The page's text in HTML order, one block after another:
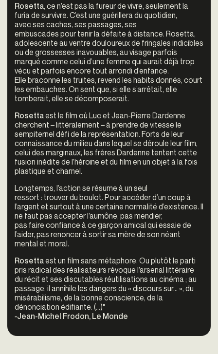
Rosetta, ce n’est pas la fureur de vivre, seulement la
furia de survivre. C’est une guérillera du quotidien,
avec ses caches, ses passages, ses
embuscades pour tenir la défaite à distance. Rosetta,
adolescente au ventre douloureux de fringales indicibles
ou de grossesses inavouables, au visage parfois
marqué comme celui d’une femme qui aurait déjà trop
vécu et parfois encore tout arrondi d’enfance.
Elle braconne les truites, revend les habits donnés, court
les embauches. On sent que, si elle s’arrêtait, elle
tomberait, elle se décomposerait.
Rosettaest le film où Luc et Jean-Pierre Dardenne
cherchent – littéralement – à prendre de vitesse le
sempiternel défi de la représentation. Forts de leur
connaissance du milieu dans lequel se déroule leur film,
celui des marginaux, les frères Dardenne tentent cette
fusion inédite de l’héroïne et du film en un objet à la fois
plastique et charnel.
Longtemps, l’action se résume à un seul
ressort : trouver du boulot. Pour accéder d’un coup à
l’argent et surtout à une certaine normalité d’existence. Il
ne faut pas accepter l’aumône, pas mendier,
pas faire confiance à ce garçon amical qui essaie de
l’aider, pas renoncer à sortir sa mère de son néant
mental et moral.
Rosettaest un film sans métaphore. Ou plutôt le parti
pris radical des réalisateurs révoque l’arsenal littéraire
du récit et ses discutables réutilisations au cinéma ; au
passage, il annihile les dangers du « discours sur… », du
misérabilisme, de la bonne conscience, de la
dénonciation édifiante. (...)"
-Jean-Michel Frodon, Le Monde